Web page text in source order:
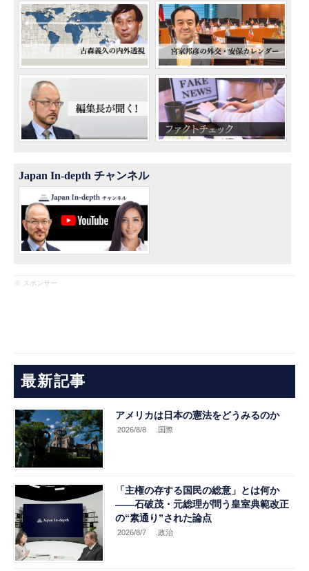
Japan In-depth チャンネル
※ スポンサー
最新記事
アメリカは日本の憲法をどうみるのか
2026/8/8 .国際
「主権の存する国民の総意」とは何か
――石破茂・元総理が問う皇室典範改正
の“素通り”された論点
2026/8/7 .政治